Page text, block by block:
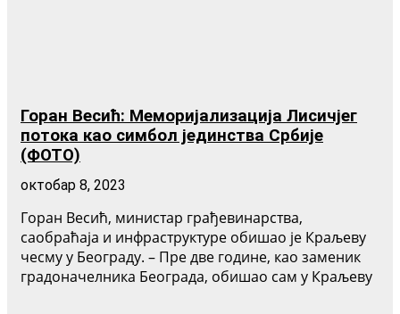
Горан Весић: Меморијализација Лисичјег
потока као симбол јединства Србије
(ФОТО)
октобар 8, 2023
Горан Весић, министар грађевинарства,
саобраћаја и инфраструктуре обишао је Краљеву
чесму у Београду. – Пре две године, као заменик
градоначелника Београда, обишао сам у Краљеву